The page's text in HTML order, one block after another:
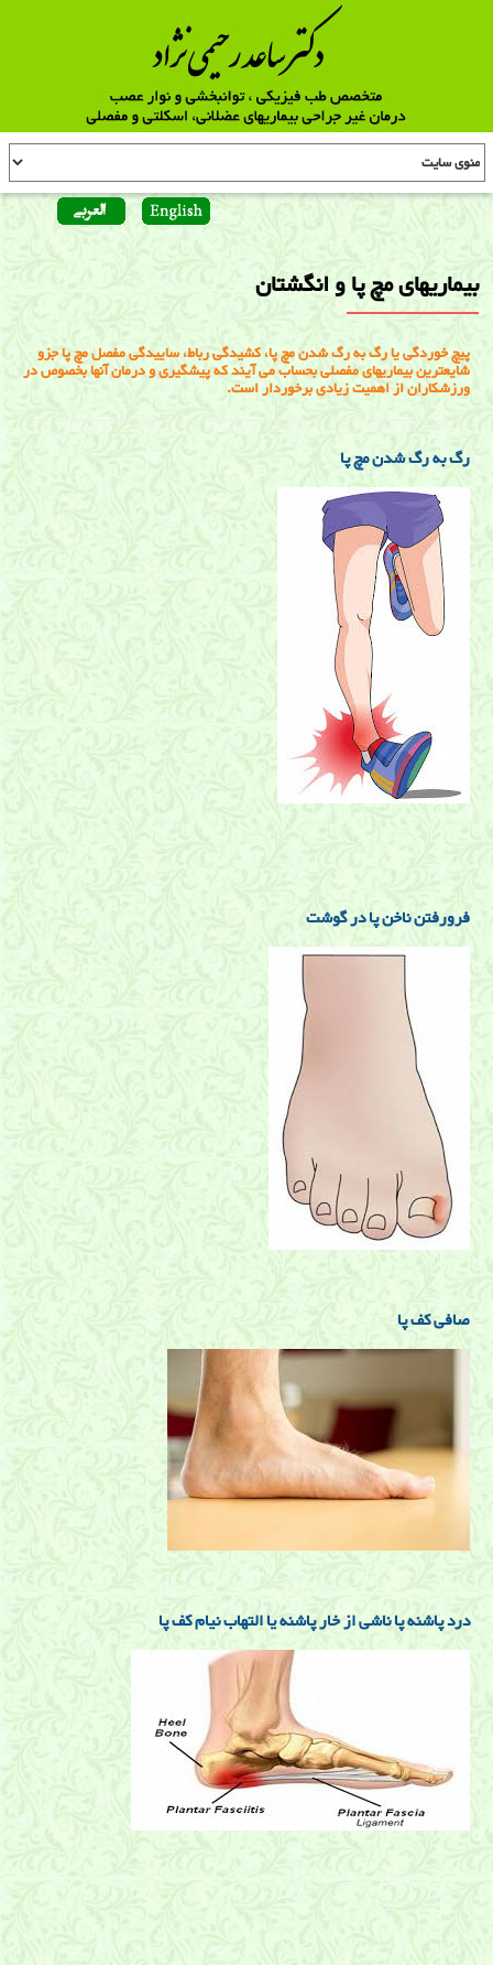
بیماریهای مچ پا و انگشتان
پیچ خوردگی یا رگ به رگ شدن مچ پا، کشیدگی رباط، ساییدگی مفصل مچ پا جزو
شایعترین بیماریهای مفصلی بحساب می آیند که پیشگیری و درمان آنها بخصوص در
ورزشکاران از اهمیت زیادی برخوردار است.
رگ به رگ شدن مچ پا
فرورفتن ناخن پا در گوشت
صافی کف پا
درد پاشنه پا ناشی از خار پاشنه یا التهاب نیام کف پا
پیچ خوردگی مچ پا,کشیدگی رباط, رگ به رگ شدن مچ پا, رگ به رگ شدن
قوزک پا ,درد مچ پا,شیراز, دکتر رحیمی نژاد, طب فیزیکی ,فیزیوتراپی ,
توانبخشی, دکتر ساعد رحیمی نژاد متخصص مچ پا در شیراز, دکتر ساعد